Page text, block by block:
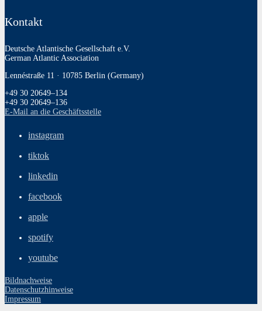
Kontakt
Deutsche Atlantische Gesellschaft e.V.
German Atlantic Association
Lennéstraße 11 · 10785 Berlin (Germany)
+49 30 20649–134
+49 30 20649–136
E‑Mail an die Geschäftsstelle
instagram
tiktok
linkedin
facebook
apple
spotify
youtube
Bildnachweise
Datenschutzhinweise
Impressum